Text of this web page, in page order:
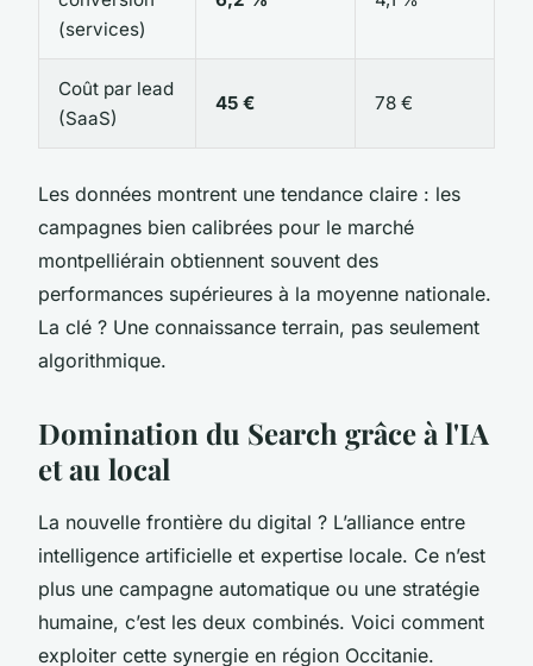
(services)
Coût par lead
(SaaS)
45 € 78 €
Les données montrent une tendance claire : les
campagnes bien calibrées pour le marché
montpelliérain obtiennent souvent des
performances supérieures à la moyenne nationale.
La clé ? Une connaissance terrain, pas seulement
algorithmique.
Domination du Search grâce à l'IA
et au local
La nouvelle frontière du digital ? L’alliance entre
intelligence artificielle et expertise locale. Ce n’est
plus une campagne automatique ou une stratégie
humaine, c’est les deux combinés. Voici comment
exploiter cette synergie en région Occitanie.